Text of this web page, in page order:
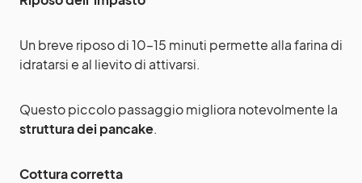
Un breve riposo di 10–15 minuti permette alla farina di
idratarsi e al lievito di attivarsi.
Questo piccolo passaggio migliora notevolmente la
struttura dei pancake.
Cottura corretta